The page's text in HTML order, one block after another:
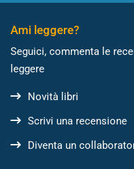
Ami leggere?
Seguici, commenta le
leggere
Novità libri
Scrivi una recensione
Diventa un